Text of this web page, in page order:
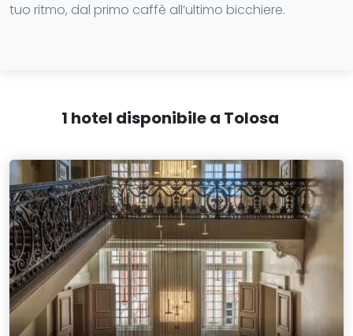
tuo ritmo, dal primo caffè all’ultimo bicchiere.
1 hotel disponibile a Tolosa